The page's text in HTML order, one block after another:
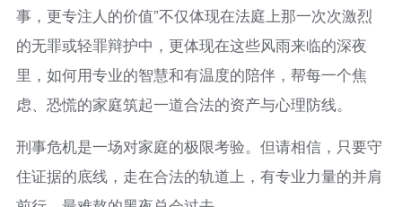
事，更专注人的价值”不仅体现在法庭上那一次次激烈
的无罪或轻罪辩护中，更体现在这些风雨来临的深夜
里，如何用专业的智慧和有温度的陪伴，帮每一个焦
虑、恐慌的家庭筑起一道合法的资产与心理防线。
刑事危机是一场对家庭的极限考验。但请相信，只要守
住证据的底线，走在合法的轨道上，有专业力量的并肩